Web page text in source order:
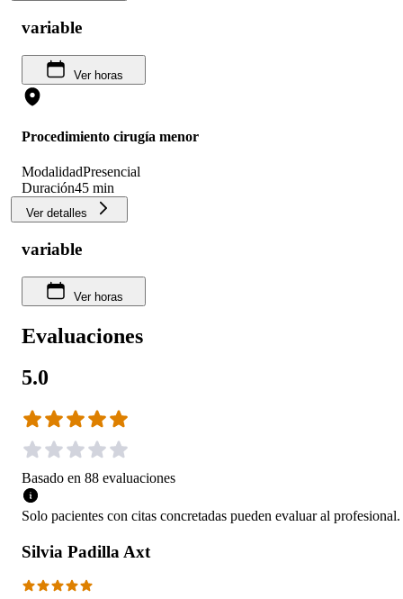
variable
Ver horas
Procedimiento cirugía menor
ModalidadPresencial
Duración45 min
Ver detalles
variable
Ver horas
Evaluaciones
5.0
Basado en 88 evaluaciones
Solo pacientes con citas concretadas pueden evaluar al profesional.
Silvia Padilla Axt